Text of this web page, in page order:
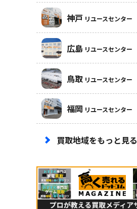
神戸 リユースセンター
広島 リユースセンター
鳥取 リユースセンター
福岡 リユースセンター
買取地域をもっと見る